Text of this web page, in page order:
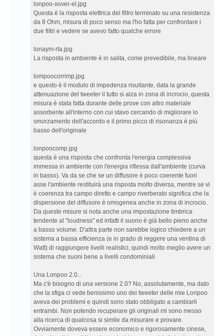
lonpoo-xover-el.jpg
Questa è la risposta elettrica del filtro terminato su una resistenza
da 8 Ohm, misura di poco senso ma l'ho fatta per confrontare i
due filtri e vedere se avevo fatto qualche errore
lonaym-rta.jpg
La risposta in ambiente è in salita, come prevedibile, ma lineare
lompoocorrimp.jpg
e questo è il modulo di impedenza risultante, data la grande
attenuazione del tweeter il tutto si alza in zona di incrocio, questa
misura è stata fatta durante delle prove con altro materiale
assorbente all'interno con cui stavo cercando di migliorare lo
smorzamento dell'accordo e il primo picco di risonanza è più
basso dell'originale
lonpoocomp.jpg
questa è una risposta che confronta l'energia complessiva
immessa in ambiente con l'energia riflessa dall'ambiente (curva
in basso). Va da se che se un diffusore è poco coerente fuori
asse l'ambiente restituirà una risposta molto diversa, mentre se vi
è coerenza tra campo diretto e campo riverberato significa che la
dispersione del diffusore è omogenea anche in zona di incrocio.
Da queste misure si nota anche una impostazione timbrica
tendente al "loudness" ed infatti il suono è già bello pieno anche
a basso volume. D'altra parte non sarebbe logico chiedere a un
sistema a bassa efficienza (e in grado di reggere una ventina di
Watt) di raggiungere livelli realistici, quindi molto meglio avere un
sistema che suoni bene a livelli condominiali
Una Lonpoo 2.0...
Ma c'è bisogno di una versione 2.0? No, assolutamente, ma dato
che la sfiga ci vede benissimo uno dei tweeter delle mie Lonpoo
aveva dei problemi e quindi sono stato obbligato a cambiarli
entrambi. Non potendo recuperare gli originali mi sono messo
alla ricerca di qualcosa si simile da misurare e provare.
Ovviamente doveva essere economico e rigorosamente cinese,